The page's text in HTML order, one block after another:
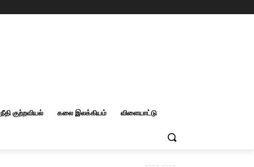
நீதி குற்றவியல் கலை இலக்கியம் விளையாட்டு